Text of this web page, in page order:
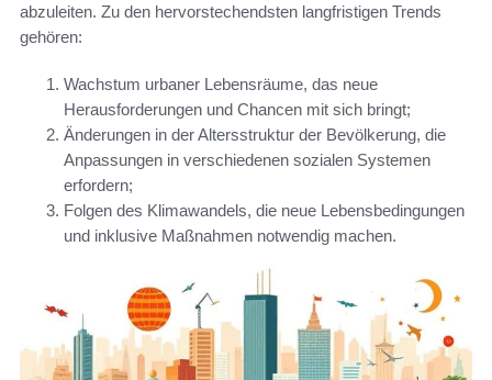
abzuleiten. Zu den hervorstechendsten langfristigen Trends
gehören:
Wachstum urbaner Lebensräume, das neue
Herausforderungen und Chancen mit sich bringt;
Änderungen in der Altersstruktur der Bevölkerung, die
Anpassungen in verschiedenen sozialen Systemen
erfordern;
Folgen des Klimawandels, die neue Lebensbedingungen
und inklusive Maßnahmen notwendig machen.